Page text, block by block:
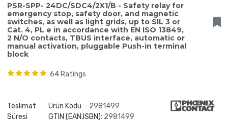
PSR-SPP- 24DC/SDC4/2X1/B - Safety relay for
emergency stop, safety door, and magnetic
switches, as well as light grids, up to SIL 3 or
Cat. 4, PL e in accordance with EN ISO 13849,
2 N/O contacts, TBUS interface, automatic or
manual activation, pluggable Push-in terminal
block
64 Ratings
Teslimat
Süresi
Ürün Kodu : : 2981499
GTIN (EAN,ISBN): 2981499